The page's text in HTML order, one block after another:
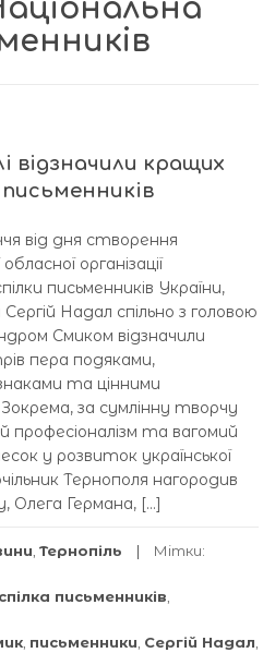
відзначили кращих
від дня створення
організації
письменників України,
Сергій Надал спільно з головою
Смиком відзначили
пера подяками,
та цінними
за сумлінну творчу
професіоналізм та вагомий
у розвиток української
Тернополя нагородив
Олега Германа, […]
Тернопіль Мітки:
письменників
письменники Сергій Надал